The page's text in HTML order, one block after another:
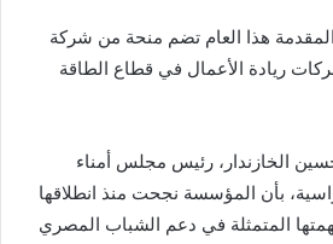
المقدمة هذا العام تضم منحة من شركة
ريادة الأعمال في قطاع الطاقة
الخازندار، رئيس مجلس أمناء
بأن المؤسسة نجحت منذ انطلاقها
مهمتها المتمثلة في دعم الشباب المصري